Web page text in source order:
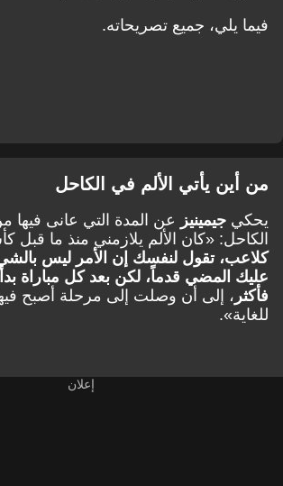
فيما يلي، جميع تصريحاته.
من أين يأتي الألم في الكاحل
يحكي جيمينيز عن المدة التي عانى
الكاحل: «كان الألم يلازمني منذ ما قبل
كلاعب، تقول لنفسك إن الأمر ليس
عليك المضي قدماً، لكن بعد كل مباراة بدأ
فأكثر ، إلى أن وصلت إلى مرحلة أصبح
للغاية».
إعلان